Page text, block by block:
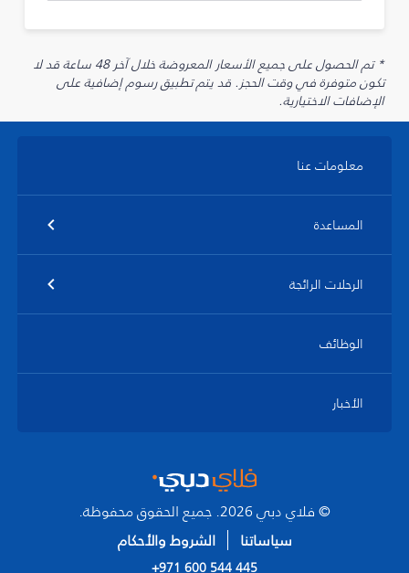
* تم الحصول على جميع الأسعار المعروضة خلال آخر 48 ساعة قد لا
تكون متوفرة في وقت الحجز. قد يتم تطبيق رسوم إضافية على
الإضافات الاختيارية.
معلومات عنا
المساعدة
الرحلات الرائجة
الوظائف
الأخبار
© فلاي دبي 2026. جميع الحقوق محفوظة.
سياساتنا
الشروط والأحكام
+971 600 544 445